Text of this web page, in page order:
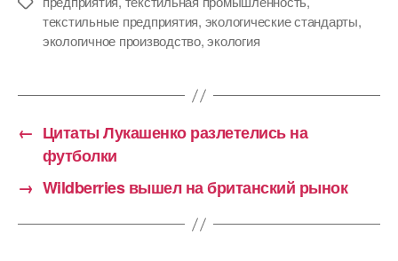
текстильные предприятия, экологические стандарты,
экологичное производство,экология
← Цитаты Лукашенко разлетелись на
футболки
→ Wildberries вышел на британский рынок